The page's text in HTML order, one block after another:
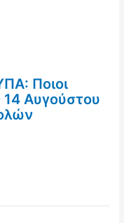
Ποιοι
Αυγούστου